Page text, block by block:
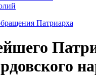
Патриарха